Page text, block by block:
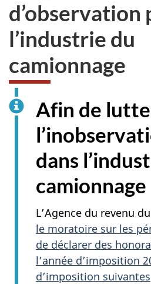
d’observation
l’industrie du
camionnage
Afin de
dans
camionnage
L’Agence du revenu
le moratoire sur les
de déclarer des
l’année d’imposition
d’imposition suivantes